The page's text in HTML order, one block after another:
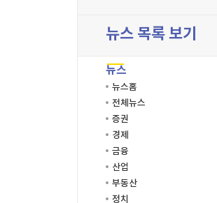
뉴스 목록 보기
뉴스
뉴스홈
전체뉴스
증권
경제
금융
산업
부동산
정치